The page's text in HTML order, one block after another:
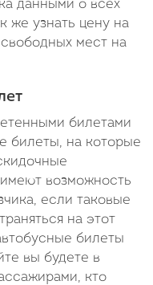
данными о всех
же узнать цену на
мест на
билетами
билеты, на которые
возможность
если таковые
на этот
билеты
вы будете в
кто